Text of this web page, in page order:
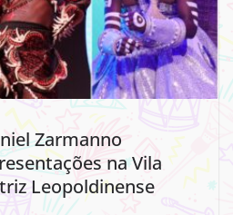
Zarmanno
na Vila
Leopoldinense